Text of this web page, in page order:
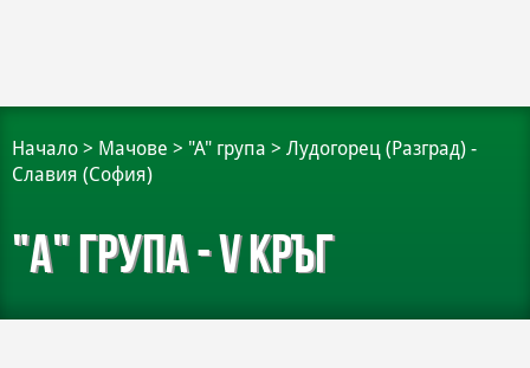
Начало > Мачове > "А" група > Лудогорец (Разград) -
Славия (София)
"А" група - V кръг